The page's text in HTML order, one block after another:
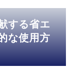
する省エ
な使用方